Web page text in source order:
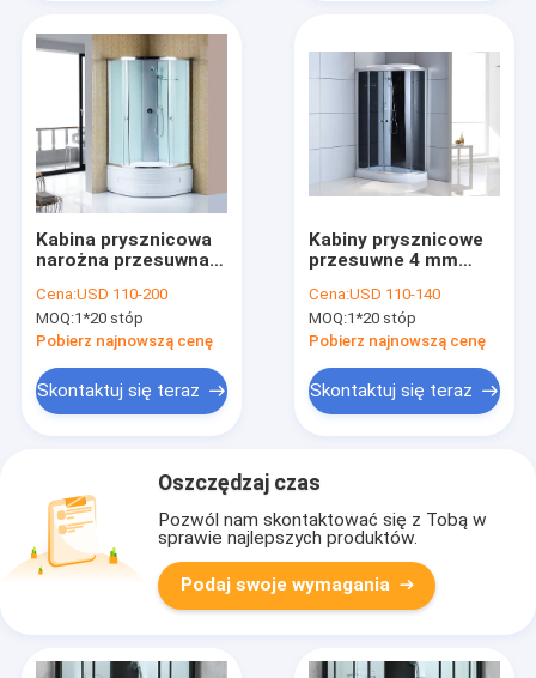
Kabina prysznicowa
narożna przesuwna
900x900x2150mm
Cena:USD 110-200
MOQ:1*20 stóp
Pobierz najnowszą cenę
Skontaktuj się teraz
Kabiny prysznicowe
przesuwne 4 mm
1200x850x2150mm
Rama aluminiowa
Cena:USD 110-140
MOQ:1*20 stóp
Pobierz najnowszą cenę
Skontaktuj się teraz
Oszczędzaj czas
Pozwól nam skontaktować się z Tobą w
sprawie najlepszych produktów.
Podaj swoje wymagania